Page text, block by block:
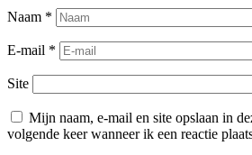
Naam *
E-mail *
Site
Mijn naam, e-mail en site opslaan in
volgende keer wanneer ik een reactie